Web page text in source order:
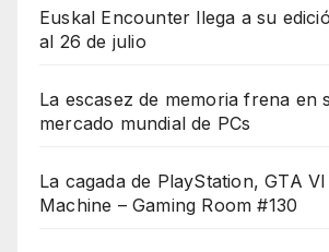
Euskal Encounter llega a su
al 26 de julio
La escasez de memoria frena en
mercado mundial de PCs
La cagada de PlayStation, GTA
Machine – Gaming Room #130